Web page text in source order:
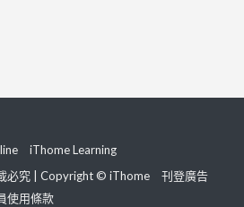
iThome Learning
必究 | Copyright © iThome
刊登廣告
使用條款